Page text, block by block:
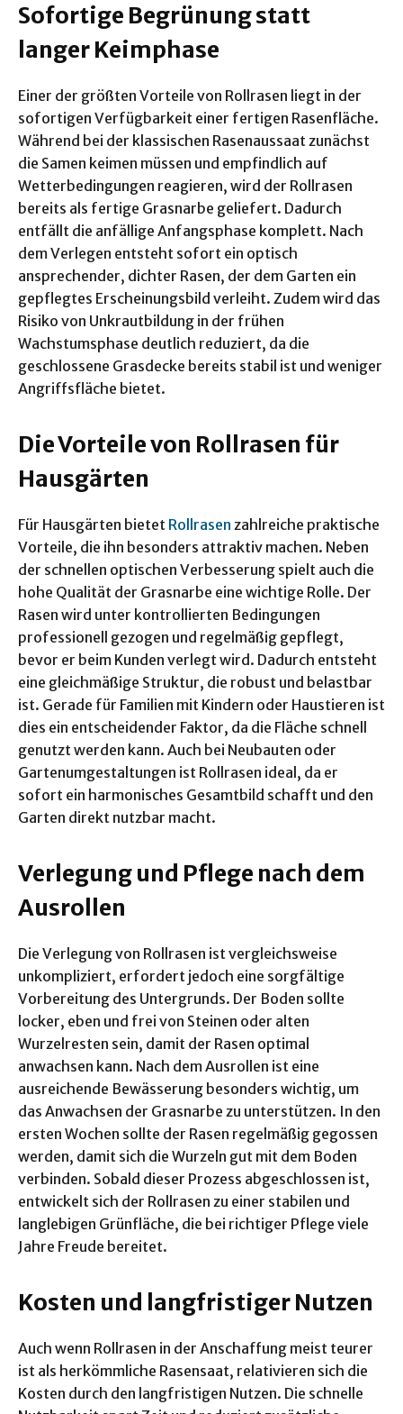
Sofortige Begrünung statt
langer Keimphase
Einer der größten Vorteile von Rollrasen liegt in der
sofortigen Verfügbarkeit einer fertigen Rasenfläche.
Während bei der klassischen Rasenaussaat zunächst
die Samen keimen müssen und empfindlich auf
Wetterbedingungen reagieren, wird der Rollrasen
bereits als fertige Grasnarbe geliefert. Dadurch
entfällt die anfällige Anfangsphase komplett. Nach
dem Verlegen entsteht sofort ein optisch
ansprechender, dichter Rasen, der dem Garten ein
gepflegtes Erscheinungsbild verleiht. Zudem wird das
Risiko von Unkrautbildung in der frühen
Wachstumsphase deutlich reduziert, da die
geschlossene Grasdecke bereits stabil ist und weniger
Angriffsfläche bietet.
Die Vorteile von Rollrasen für
Hausgärten
Für Hausgärten bietet Rollrasen zahlreiche praktische
Vorteile, die ihn besonders attraktiv machen. Neben
der schnellen optischen Verbesserung spielt auch die
hohe Qualität der Grasnarbe eine wichtige Rolle. Der
Rasen wird unter kontrollierten Bedingungen
professionell gezogen und regelmäßig gepflegt,
bevor er beim Kunden verlegt wird. Dadurch entsteht
eine gleichmäßige Struktur, die robust und belastbar
ist. Gerade für Familien mit Kindern oder Haustieren ist
dies ein entscheidender Faktor, da die Fläche schnell
genutzt werden kann. Auch bei Neubauten oder
Gartenumgestaltungen ist Rollrasen ideal, da er
sofort ein harmonisches Gesamtbild schafft und den
Garten direkt nutzbar macht.
Verlegung und Pflege nach dem
Ausrollen
Die Verlegung von Rollrasen ist vergleichsweise
unkompliziert, erfordert jedoch eine sorgfältige
Vorbereitung des Untergrunds. Der Boden sollte
locker, eben und frei von Steinen oder alten
Wurzelresten sein, damit der Rasen optimal
anwachsen kann. Nach dem Ausrollen ist eine
ausreichende Bewässerung besonders wichtig, um
das Anwachsen der Grasnarbe zu unterstützen. In den
ersten Wochen sollte der Rasen regelmäßig gegossen
werden, damit sich die Wurzeln gut mit dem Boden
verbinden. Sobald dieser Prozess abgeschlossen ist,
entwickelt sich der Rollrasen zu einer stabilen und
langlebigen Grünfläche, die bei richtiger Pflege viele
Jahre Freude bereitet.
Kosten und langfristiger Nutzen
Auch wenn Rollrasen in der Anschaffung meist teurer
ist als herkömmliche Rasensaat, relativieren sich die
Kosten durch den langfristigen Nutzen. Die schnelle